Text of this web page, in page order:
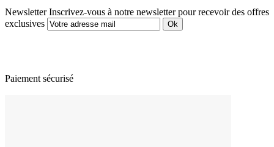
Newsletter Inscrivez-vous à notre newsletter pour recevoir des offres
exclusives
Paiement sécurisé